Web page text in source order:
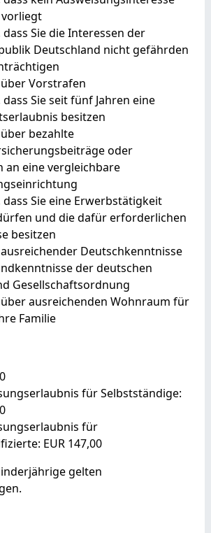
vorliegt
dass Sie die Interessen der
Deutschland nicht gefährden
Vorstrafen
dass Sie seit fünf Jahren eine
besitzen
bezahlte
oder
an eine vergleichbare
dass Sie eine Erwerbstätigkeit
und die dafür erforderlichen
besitzen
Deutschkenntnisse
der deutschen
Gesellschaftsordnung
ausreichenden Wohnraum für
Familie
für Selbstständige:
für
EUR 147,00
gelten